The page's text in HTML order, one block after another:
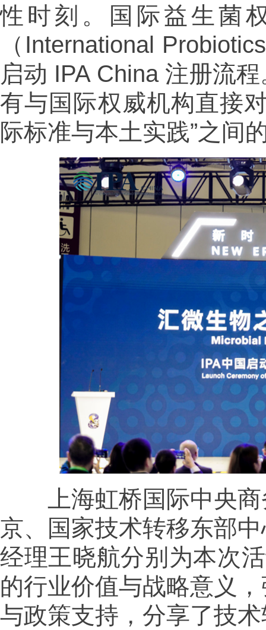
性时刻。国际益生菌
（International
启动 IPA China 注册流
有与国际权威机构直接
际标准与本土实践”之间
上海虹桥国际中央商
京、国家技术转移东部
经理王晓航分别为本次
的行业价值与战略意义
与政策支持，分享了技